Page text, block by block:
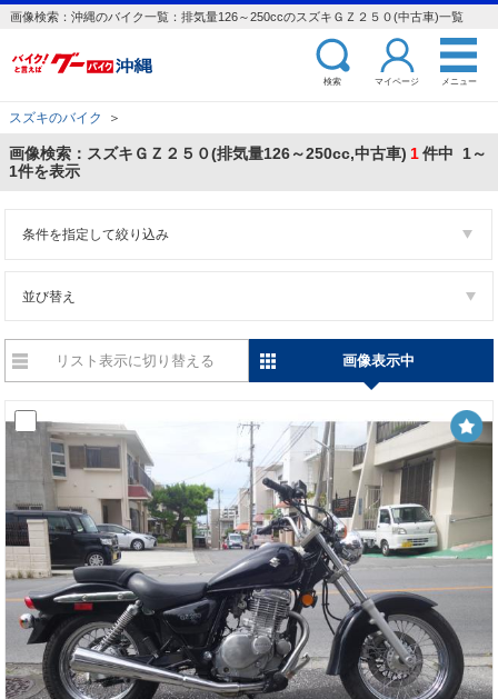
画像検索：沖縄のバイク一覧：排気量126～250ccのスズキＧＺ２５０(中古車)一覧
検索 マイページ メニュー
スズキのバイク ＞
画像検索：スズキＧＺ２５０(排気量126～250cc,中古車) 1件中 1～
1件を表示
条件を指定して絞り込み
並び替え
リスト表示に切り替える 画像表示中